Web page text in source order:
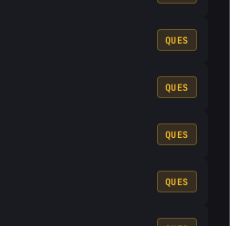
QUES
QUES
QUES
QUES